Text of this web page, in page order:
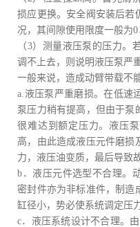
损应更换。安全阀安装后若
况，其间隙使用限度一般为0
（3）测量液压泵的压力。
调不上去，则说明液压泵严
一般来说，造成动臂带载不
a.液压泵严重磨损。在低速
泵压力稍有提高，但由于泵
很难达到额定压力。液压
高，由此造成液压元件磨损
力，液压油变质，最后导致
b．液压元件选型不合理。
密封件亦为非标准件，制造
缸径小，势必使系统调定压
c．液压系统设计不合理。